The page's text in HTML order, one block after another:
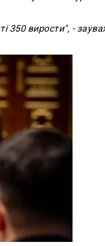
350 вирости", -